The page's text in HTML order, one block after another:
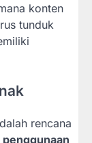
konten
tunduk
rencana